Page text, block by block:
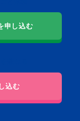
申し込む
込む